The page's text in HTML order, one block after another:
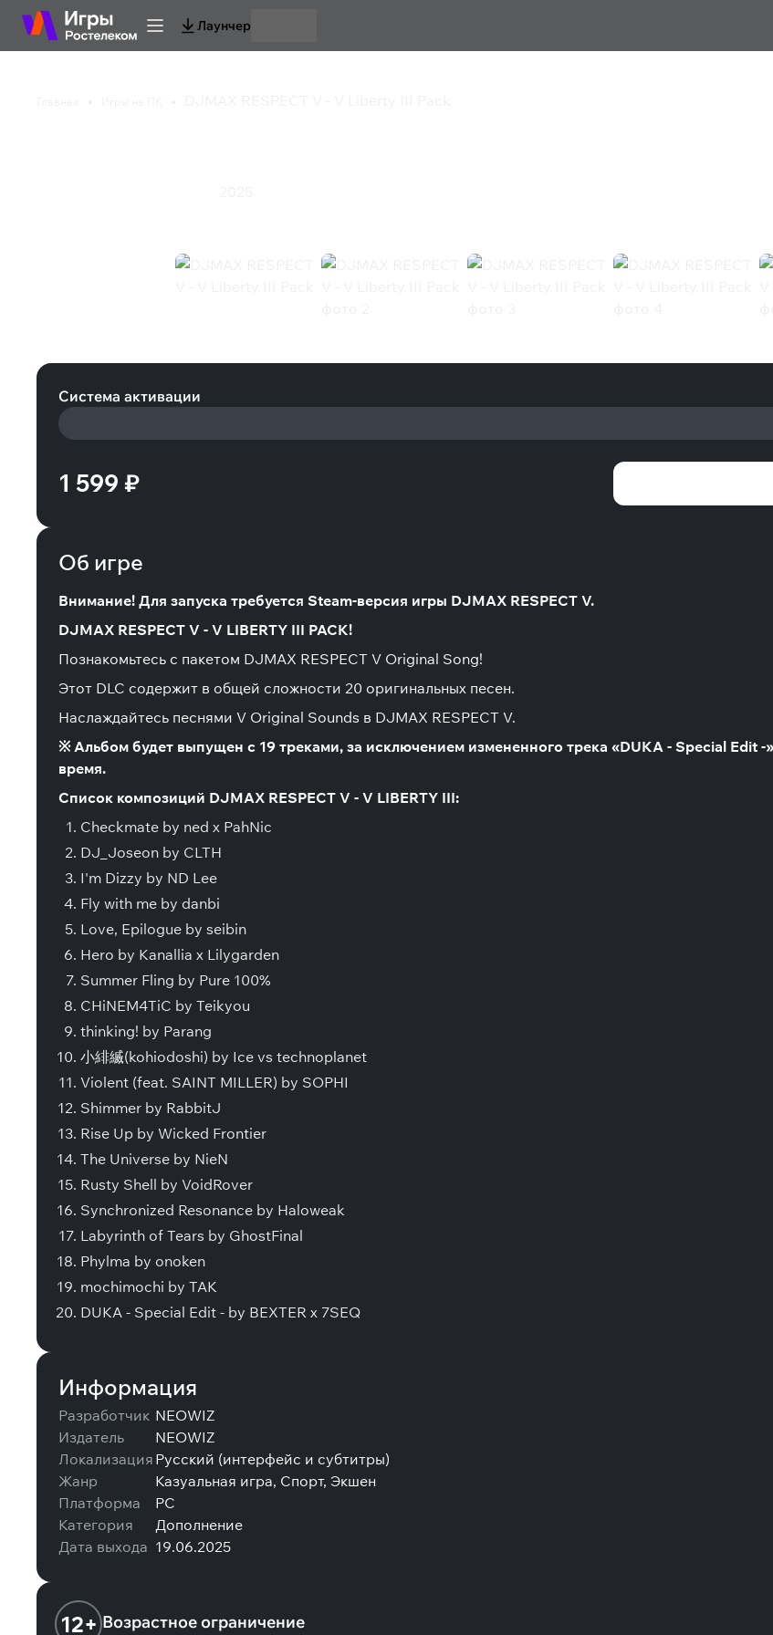
Лаунчер
Система активации
1 599 ₽
Об игре
Внимание! Для запуска требуется Steam-версия игры DJMAX RESPECT V.
DJMAX RESPECT V - V LIBERTY III PACK!
Познакомьтесь с пакетом DJMAX RESPECT V Original Song!
Этот DLC содержит в общей сложности 20 оригинальных песен.
Наслаждайтесь песнями V Original Sounds в DJMAX RESPECT V.
※ Альбом будет выпущен с 19 треками, за исключением измененного трека «DUKA - Special Edit
время.
Список композиций DJMAX RESPECT V - V LIBERTY III:
Checkmate by ned x PahNic
DJ_Joseon by CLTH
I'm Dizzy by ND Lee
Fly with me by danbi
Love, Epilogue by seibin
Hero by Kanallia x Lilygarden
Summer Fling by Pure 100%
CHiNEM4TiC by Teikyou
thinking! by Parang
小緋縅(kohiodoshi) by Ice vs technoplanet
Violent (feat. SAINT MILLER) by SOPHI
Shimmer by RabbitJ
Rise Up by Wicked Frontier
The Universe by NieN
Rusty Shell by VoidRover
Synchronized Resonance by Haloweak
Labyrinth of Tears by GhostFinal
Phylma by onoken
mochimochi by TAK
DUKA - Special Edit - by BEXTER x 7SEQ
Информация
Разработчик NEOWIZ
Издатель
NEOWIZ
Локализация Русский (интерфейс и субтитры)
Жанр
Казуальная игра, Спорт, Экшен
Платформа
PC
Категория
Дополнение
Дата выхода 19.06.2025
12+ Возрастное ограничение